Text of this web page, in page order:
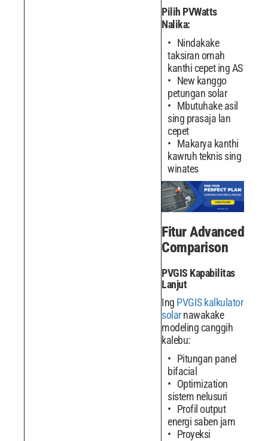
Pilih PVWatts
Nalika:
Nindakake
taksiran omah
kanthi cepet ing AS
New kanggo
petungan solar
Mbutuhake asil
sing prasaja lan
cepet
Makarya kanthi
kawruh teknis sing
winates
Fitur Advanced
Comparison
PVGIS Kapabilitas
Lanjut
Ing PVGIS kalkulator
solarnawakake
modeling canggih
kalebu:
Pitungan panel
bifacial
Optimization
sistem nelusuri
Profil output
energi saben jam
Proyeksi